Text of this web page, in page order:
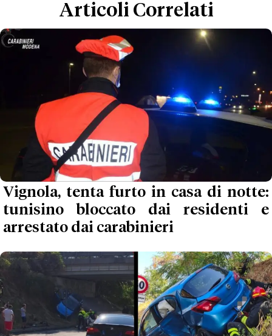
Articoli Correlati
Vignola, tenta furto in casa di notte:
tunisino bloccato dai residenti e
arrestato dai carabinieri